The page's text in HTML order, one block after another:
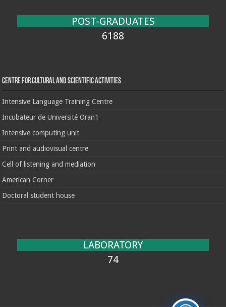
POST-GRADUATES
6188
Centre for cultural and scientific activities
Intensive Language Training Centre
Incubateur de Université Oran1
Intensive computing unit
Print and audiovisual centre
Cell of listening and mediation
American Corner
Doctoral student house
LABORATORY
74